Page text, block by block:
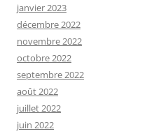
janvier 2023
décembre 2022
novembre 2022
octobre 2022
septembre 2022
août 2022
juillet 2022
juin 2022